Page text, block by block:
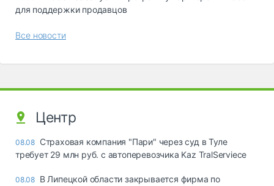
для поддержки продавцов
Все новости
Центр
08.08 Страховая компания "Пари" через суд в Туле
требует 29 млн руб. с автоперевозчика Kaz TralServiece
08.08 В Липецкой области закрывается фирма по